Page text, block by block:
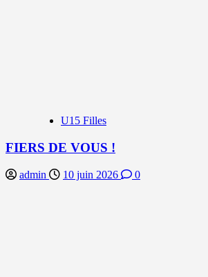
U15 Filles
FIERS DE VOUS !
admin 10 juin 2026 0